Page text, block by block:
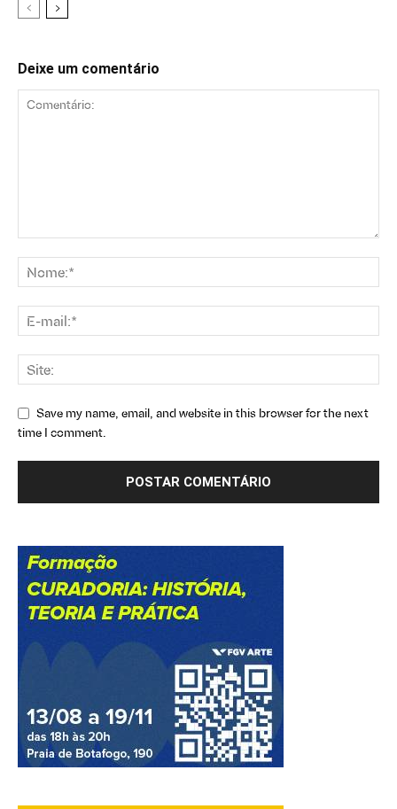
Deixe um comentário
Save my name, email, and website in this browser for the next
time I comment.